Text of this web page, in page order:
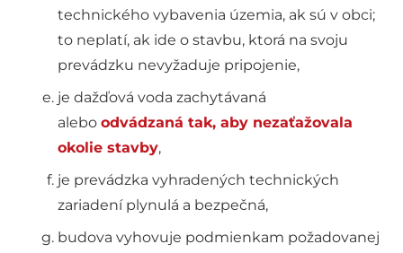
technického vybavenia územia, ak sú v obci;
to neplatí, ak ide o stavbu, ktorá na svoju
prevádzku nevyžaduje pripojenie,
je dažďová voda zachytávaná
alebo odvádzaná tak, aby nezaťažovala
okolie stavby,
je prevádzka vyhradených technických
zariadení plynulá a bezpečná,
budova vyhovuje podmienkam požadovanej